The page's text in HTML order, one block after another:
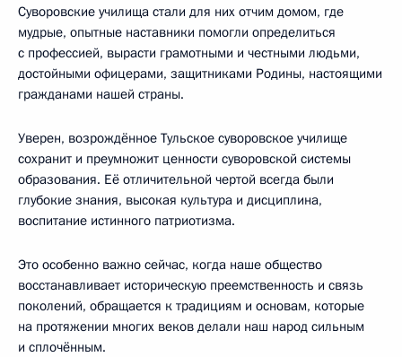
Суворовские училища стали для них отчим домом, где
мудрые, опытные наставники помогли определиться
с профессией, вырасти грамотными и честными людьми,
достойными офицерами, защитниками Родины, настоящими
гражданами нашей страны.
Уверен, возрождённое Тульское суворовское училище
сохранит и преумножит ценности суворовской системы
образования. Её отличительной чертой всегда были
глубокие знания, высокая культура и дисциплина,
воспитание истинного патриотизма.
Это особенно важно сейчас, когда наше общество
восстанавливает историческую преемственность и связь
поколений, обращается к традициям и основам, которые
на протяжении многих веков делали наш народ сильным
и сплочённым.